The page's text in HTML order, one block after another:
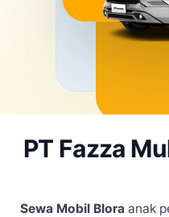
PT Fazza
Sewa Mobil Blora anak